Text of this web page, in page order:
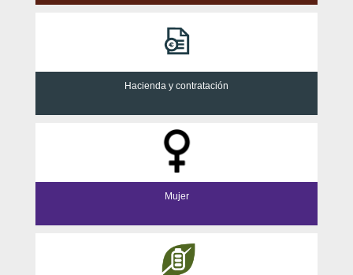
Hacienda y contratación
Mujer